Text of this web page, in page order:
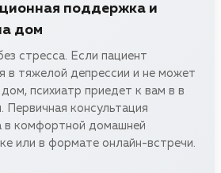
поддержка и
дом
стресса. Если пациент
в тяжелой депрессии и не может
психиатр приедет к вам в в
Первичная консультация
в комфортной домашней
или в формате онлайн-встречи.